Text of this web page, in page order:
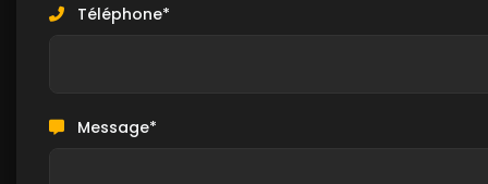
Téléphone*
Message*